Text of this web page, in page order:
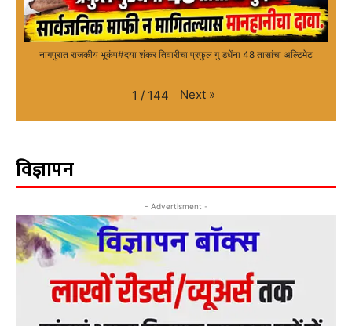
नागपुरात राजकीय भूकंप#दया शंकर तिवारीचा प्रफुल गु डधेंना 48 तासांचा अल्टिमेट
1 / 144 Next »
विज्ञापन
- Advertisment -